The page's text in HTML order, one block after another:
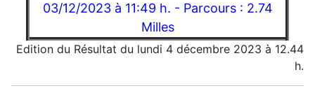
03/12/2023 à 11:49 h. - Parcours : 2.74
Milles
Edition du Résultat du lundi 4 décembre 2023 à 12.44
h.